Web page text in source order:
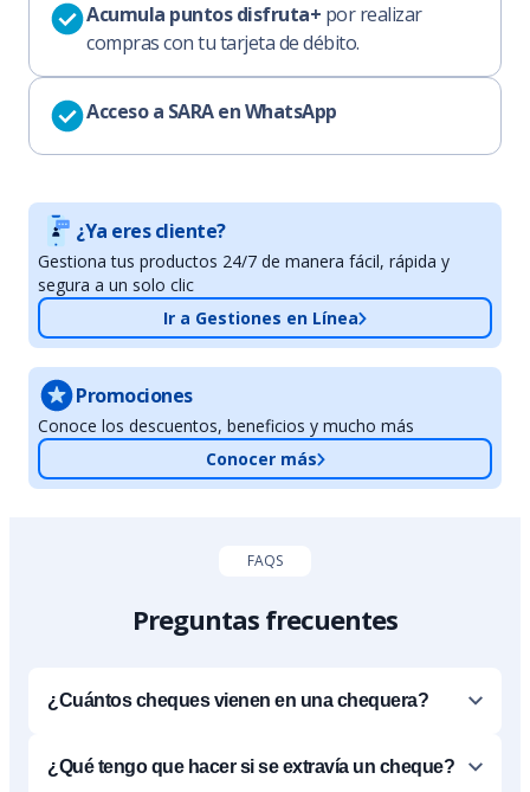
Acumula puntos disfruta+ por realizar
compras con tu tarjeta de débito.
Acceso a SARA en WhatsApp
¿Ya eres cliente?
Gestiona tus productos 24/7 de manera fácil, rápida y
segura a un solo clic
Ir a Gestiones en Línea
Promociones
Conoce los descuentos, beneficios y mucho más
Conocer más
FAQS
Preguntas frecuentes
¿Cuántos cheques vienen en una chequera?
¿Qué tengo que hacer si se extravía un cheque?